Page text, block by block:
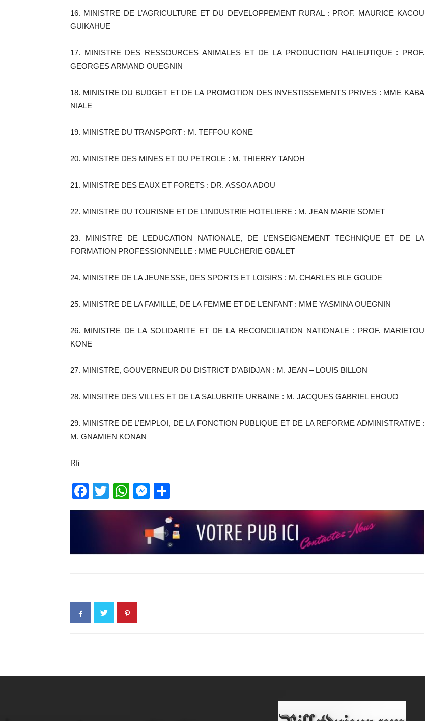
16. MINISTRE DE L’AGRICULTURE ET DU DEVELOPPEMENT RURAL : PROF. MAURICE KACOU
GUIKAHUE
17. MINISTRE DES RESSOURCES ANIMALES ET DE LA PRODUCTION HALIEUTIQUE : PROF.
GEORGES ARMAND OUEGNIN
18. MINISTRE DU BUDGET ET DE LA PROMOTION DES INVESTISSEMENTS PRIVES : MME KABA
NIALE
19. MINISTRE DU TRANSPORT : M. TEFFOU KONE
20. MINISTRE DES MINES ET DU PETROLE : M. THIERRY TANOH
21. MINISTRE DES EAUX ET FORETS : DR. ASSOA ADOU
22. MINISTRE DU TOURISNE ET DE L’INDUSTRIE HOTELIERE : M. JEAN MARIE SOMET
23. MINISTRE DE L’EDUCATION NATIONALE, DE L’ENSEIGNEMENT TECHNIQUE ET DE LA
FORMATION PROFESSIONNELLE : MME PULCHERIE GBALET
24. MINISTRE DE LA JEUNESSE, DES SPORTS ET LOISIRS : M. CHARLES BLE GOUDE
25. MINISTRE DE LA FAMILLE, DE LA FEMME ET DE L’ENFANT : MME YASMINA OUEGNIN
26. MINISTRE DE LA SOLIDARITE ET DE LA RECONCILIATION NATIONALE : PROF. MARIETOU
KONE
27. MINISTRE, GOUVERNEUR DU DISTRICT D’ABIDJAN : M. JEAN – LOUIS BILLON
28. MINSITRE DES VILLES ET DE LA SALUBRITE URBAINE : M. JACQUES GABRIEL EHOUO
29. MINISTRE DE L’EMPLOI, DE LA FONCTION PUBLIQUE ET DE LA REFORME ADMINISTRATIVE :
M. GNAMIEN KONAN
Rfi
Facebook
TwitterWhatsApp
Messenger